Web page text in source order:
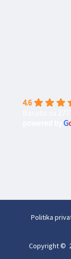
4.6
G
Politika
Copyright ©